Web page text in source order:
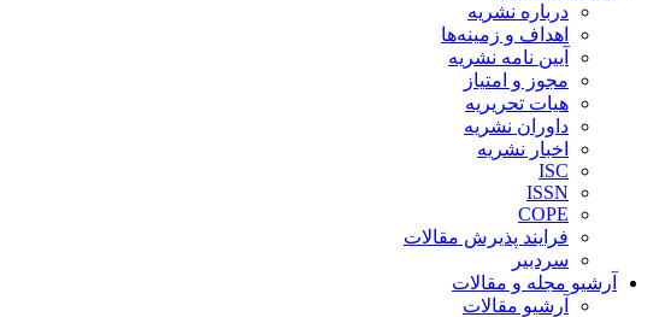
درباره نشریه
اهداف و زمینه‌ها
آیین نامه نشریه
مجوز و امتیاز
هیات تحریریه
داوران نشریه
اخبار نشریه
ISC
ISSN
COPE
فرایند پذیرش مقالات
سردبیر
آرشیو مجله و مقالات
آرشیو مقالات